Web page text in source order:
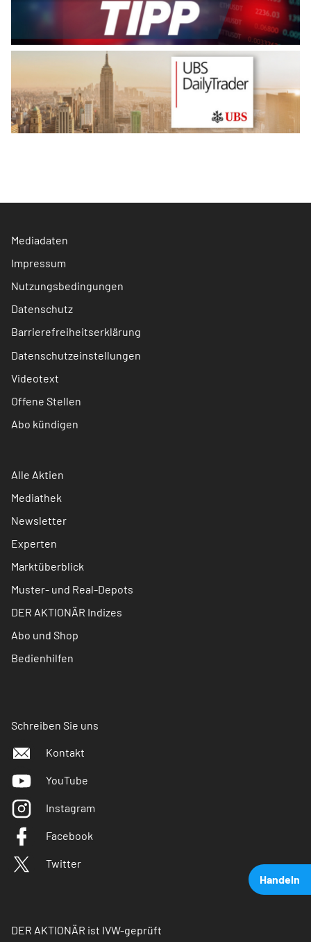
Handeln
Mediadaten
Impressum
Nutzungsbedingungen
Datenschutz
Barrierefreiheitserklärung
Datenschutzeinstellungen
Videotext
Offene Stellen
Abo kündigen
Alle Aktien
Mediathek
Newsletter
Experten
Marktüberblick
Muster- und Real-Depots
DER AKTIONÄR Indizes
Abo und Shop
Bedienhilfen
Schreiben Sie uns
Kontakt
YouTube
Instagram
Facebook
Twitter
DER AKTIONÄR ist IVW-geprüft